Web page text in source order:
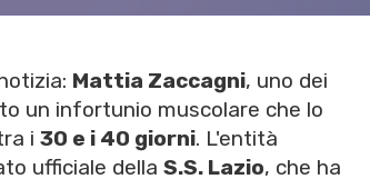
Mattia Zaccagni, uno dei
un infortunio muscolare che lo
i 30 e i 40 giorni. L'entità
ufficiale della S.S. Lazio, che ha